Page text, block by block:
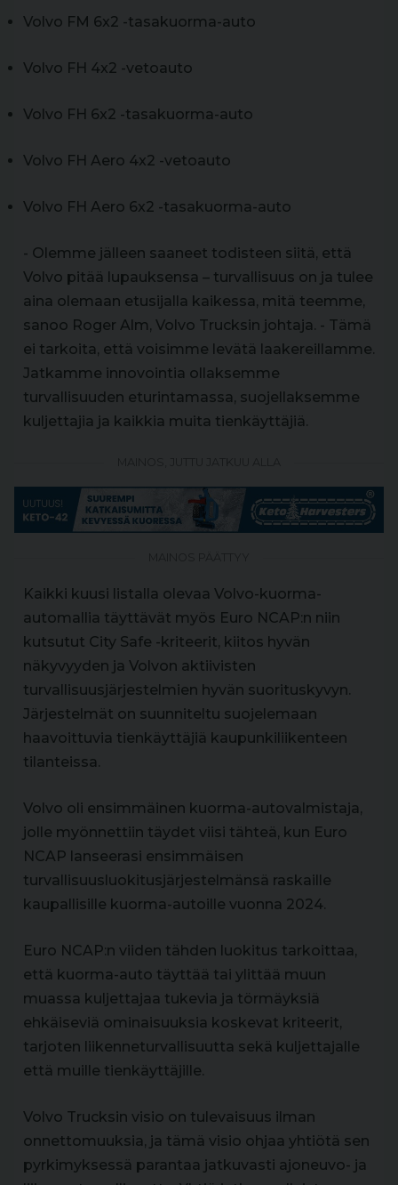
Volvo FM 6x2 -tasakuorma-auto
Volvo FH 4x2 -vetoauto
Volvo FH 6x2 -tasakuorma-auto
Volvo FH Aero 4x2 -vetoauto
Volvo FH Aero 6x2 -tasakuorma-auto
- Olemme jälleen saaneet todisteen siitä, että
Volvo pitää lupauksensa – turvallisuus on ja tulee
aina olemaan etusijalla kaikessa, mitä teemme,
sanoo Roger Alm, Volvo Trucksin johtaja. - Tämä
ei tarkoita, että voisimme levätä laakereillamme.
Jatkamme innovointia ollaksemme
turvallisuuden eturintamassa, suojellaksemme
kuljettajia ja kaikkia muita tienkäyttäjiä.
Kaikki kuusi listalla olevaa Volvo-kuorma-
automallia täyttävät myös Euro NCAP:n niin
kutsutut City Safe -kriteerit, kiitos hyvän
näkyvyyden ja Volvon aktiivisten
turvallisuusjärjestelmien hyvän suorituskyvyn.
Järjestelmät on suunniteltu suojelemaan
haavoittuvia tienkäyttäjiä kaupunkiliikenteen
tilanteissa.
Volvo oli ensimmäinen kuorma-autovalmistaja,
jolle myönnettiin täydet viisi tähteä, kun Euro
NCAP lanseerasi ensimmäisen
turvallisuusluokitusjärjestelmänsä raskaille
kaupallisille kuorma-autoille vuonna 2024.
Euro NCAP:n viiden tähden luokitus tarkoittaa,
että kuorma-auto täyttää tai ylittää muun
muassa kuljettajaa tukevia ja törmäyksiä
ehkäiseviä ominaisuuksia koskevat kriteerit,
tarjoten liikenneturvallisuutta sekä kuljettajalle
että muille tienkäyttäjille.
Volvo Trucksin visio on tulevaisuus ilman
onnettomuuksia, ja tämä visio ohjaa yhtiötä sen
pyrkimyksessä parantaa jatkuvasti ajoneuvo- ja